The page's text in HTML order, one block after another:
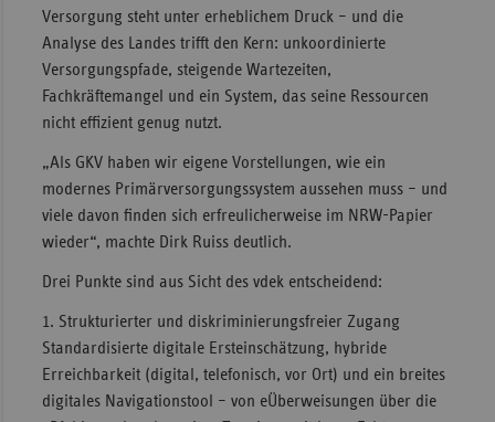
Versorgung steht unter erheblichem Druck – und die
Analyse des Landes trifft den Kern: unkoordinierte
Versorgungspfade, steigende Wartezeiten,
Fachkräftemangel und ein System, das seine Ressourcen
nicht effizient genug nutzt.
„Als GKV haben wir eigene Vorstellungen, wie ein
modernes Primärversorgungssystem aussehen muss – und
viele davon finden sich erfreulicherweise im NRW-Papier
wieder“, machte Dirk Ruiss deutlich.
Drei Punkte sind aus Sicht des vdek entscheidend:
1. Strukturierter und diskriminierungsfreier Zugang
Standardisierte digitale Ersteinschätzung, hybride
Erreichbarkeit (digital, telefonisch, vor Ort) und ein breites
digitales Navigationstool – von eÜberweisungen über die